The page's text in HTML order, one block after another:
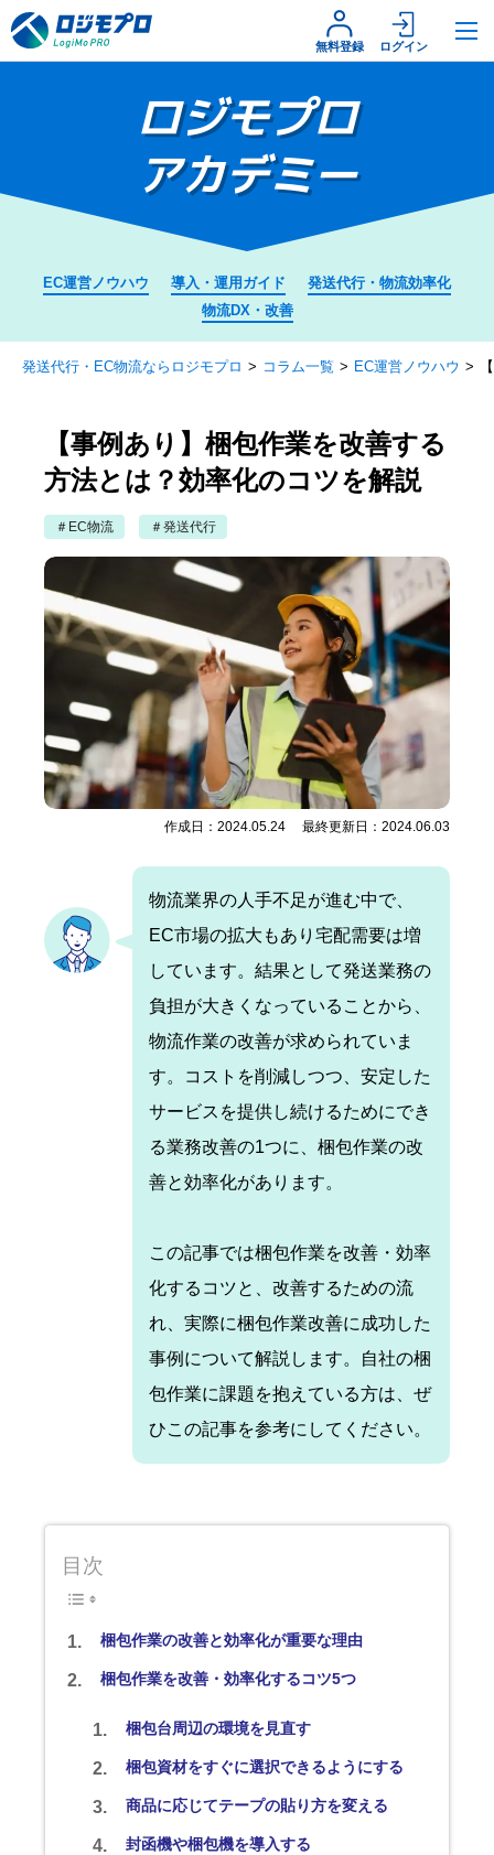
無料登録 ログイン
ロジモプロ
アカデミー
EC運営ノウハウ 導入・運用ガイド
発送代行・物流効率化
物流DX・改善
発送代行・EC物流ならロジモプロ コラム一覧 EC運営ノウハウ
【事例あり】梱包作業を改善する
方法とは？効率化のコツを解説
＃EC物流 ＃発送代行
作成日：2024.05.24 最終更新日：2024.06.03
物流業界の人手不足が進む中で、
EC市場の拡大もあり宅配需要は増
しています。結果として発送業務の
負担が大きくなっていることから、
物流作業の改善が求められていま
す。コストを削減しつつ、安定した
サービスを提供し続けるためにでき
る業務改善の1つに、梱包作業の改
善と効率化があります。
この記事では梱包作業を改善・効率
化するコツと、改善するための流
れ、実際に梱包作業改善に成功した
事例について解説します。自社の梱
包作業に課題を抱えている方は、ぜ
ひこの記事を参考にしてください。
目次
梱包作業の改善と効率化が重要な理由
梱包作業を改善・効率化するコツ5つ
梱包台周辺の環境を見直す
梱包資材をすぐに選択できるようにする
商品に応じてテープの貼り方を変える
封函機や梱包機を導入する